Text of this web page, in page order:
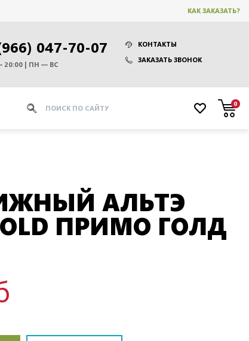
КАК ЗАКАЗАТЬ?
047-70-07
КОНТАКТЫ
ЗАКАЗАТЬ ЗВОНОК
20:00 | ПН — ВС
0
АЛЬТЭ
ПРИМО ГОЛД